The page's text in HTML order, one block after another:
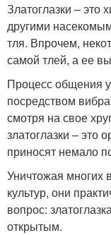
Златоглазки –
другими
тля. Впрочем,
самой тлей, а ее
Процесс общения у
посредством
смотря на свое
златоглазки – это
приносят немало
Уничтожая многих
культур, они
вопрос:
открытым.